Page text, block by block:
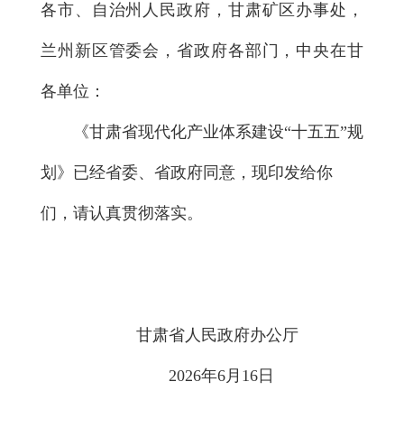
各市、自治州人民政府，甘肃矿区办事处，
兰州新区管委会，省政府各部门，中央在甘
各单位：
《甘肃省现代化产业体系建设“十五五”规
划》已经省委、省政府同意，现印发给你
们，请认真贯彻落实。
甘肃省人民政府办公厅
2026年6月16日